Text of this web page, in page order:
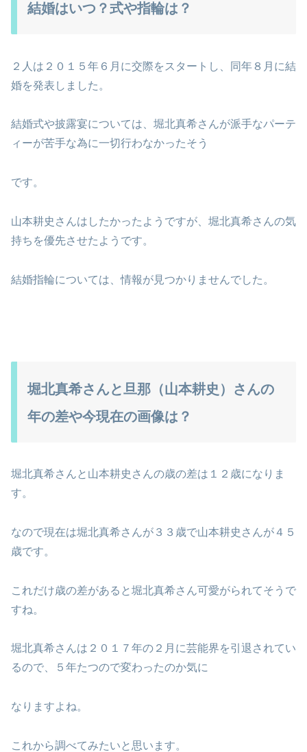
結婚はいつ？式や指輪は？
２人は２０１５年６月に交際をスタートし、同年８月に結
婚を発表しました。
結婚式や披露宴については、堀北真希さんが派手なパーテ
ィーが苦手な為に一切行わなかったそう
です。
山本耕史さんはしたかったようですが、堀北真希さんの気
持ちを優先させたようです。
結婚指輪については、情報が見つかりませんでした。
堀北真希さんと旦那（山本耕史）さんの
年の差や今現在の画像は？
堀北真希さんと山本耕史さんの歳の差は１２歳になりま
す。
なので現在は堀北真希さんが３３歳で山本耕史さんが４５
歳です。
これだけ歳の差があると堀北真希さん可愛がられてそうで
すね。
堀北真希さんは２０１７年の２月に芸能界を引退されてい
るので、５年たつので変わったのか気に
なりますよね。
これから調べてみたいと思います。